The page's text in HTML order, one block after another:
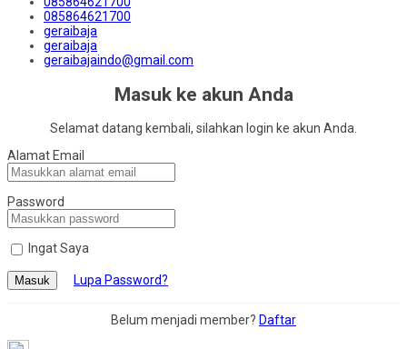
085864621700
geraibaja
geraibaja
geraibajaindo@gmail.com
Masuk ke akun Anda
Selamat datang kembali, silahkan login ke akun Anda.
Alamat Email
Password
Ingat Saya
Masuk Lupa Password?
Belum menjadi member? Daftar